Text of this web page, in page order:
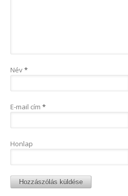
Név*
E-mail cím *
Honlap